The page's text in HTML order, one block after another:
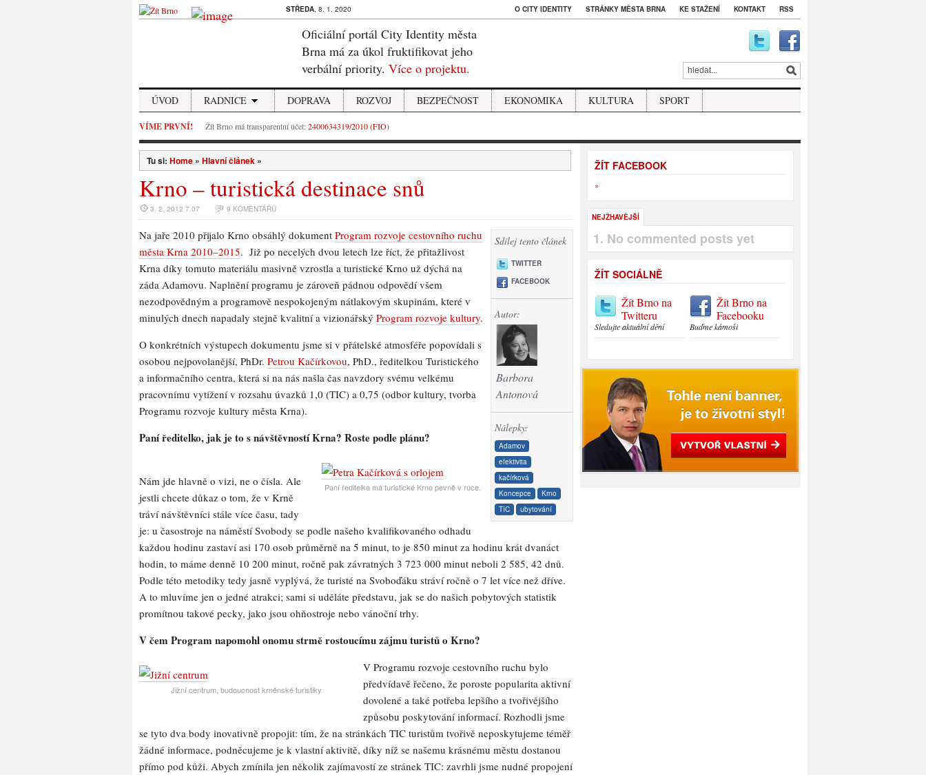
STŘEDA, 8. 1. 2020 O CITY IDENTITY STRÁNKY MĚSTA BRNA KE STAŽENÍ KONTAKT RSS
Oficiální portál City Identity města
Brna má za úkol fruktifikovat jeho
verbální priority. Více o projektu.
ÚVOD RADNICE DOPRAVA ROZVOJ BEZPEČNOST EKONOMIKA KULTURA SPORT
VÍME PRVNÍ! Žít Brno má transparentní účet:2400634319/2010 (FIO)
ŽÍT FACEBOOK
*
NEJŽHAVĚJŠÍ
No commented posts yet
ŽÍT SOCIÁLNĚ
Žít Brno na
Twitteru
Sledujte aktuální dění
Žít Brno na
Facebooku
Buďme kámoši
Tu si: Home » Hlavní článek »
Krno – turistická destinace snů
3. 2. 2012 7.07 9 KOMENTÁŘŮ
Sdílej tento článek
TWITTER
FACEBOOK
Autor:
Barbora
Antonová
Nálepky:
Adamov
efektivita
kačírková
Koncepce
Krno
TIC
ubytování
Na jaře 2010 přijalo Krno obsáhlý dokument Program rozvoje cestovního ruchu
města Krna 2010–2015. Již po necelých dvou letech lze říct, že přitažlivost
Krna díky tomuto materiálu masivně vzrostla a turistické Krno už dýchá na
záda Adamovu. Naplnění programu je zároveň pádnou odpovědí všem
nezodpovědným a programově nespokojeným nátlakovým skupinám, které v
minulých dnech napadaly stejně kvalitní a vizionářský Program rozvoje kultury.
O konkrétních výstupech dokumentu jsme si v přátelské atmosféře popovídali s
osobou nejpovolanější, PhDr. Petrou Kačírkovou, PhD., ředitelkou Turistického
a informačního centra, která si na nás našla čas navzdory svému velkému
pracovnímu vytížení v rozsahu úvazků 1,0 (TIC) a 0,75 (odbor kultury, tvorba
Programu rozvoje kultury města Krna).
Paní ředitelko, jak je to s návštěvností Krna? Roste podle plánu?
Paní ředitelka má turistické Krno pevně v ruce.
Nám jde hlavně o vizi, ne o čísla. Ale
jestli chcete důkaz o tom, že v Krně
tráví návštěvníci stále více času, tady
je: u časostroje na náměstí Svobody se podle našeho kvalifikovaného odhadu
každou hodinu zastaví asi 170 osob průměrně na 5 minut, to je 850 minut za hodinu krát dvanáct
hodin, to máme denně 10 200 minut, ročně pak závratných 3 723 000 minut neboli 2 585, 42 dnů.
Podle této metodiky tedy jasně vyplývá, že turisté na Svoboďáku stráví ročně o 7 let více než dříve.
A to mluvíme jen o jedné atrakci; sami si uděláte představu, jak se do našich pobytových statistik
promítnou takové pecky, jako jsou ohňostroje nebo vánoční trhy.
V čem Program napomohl onomu strmě rostoucímu zájmu turistů o Krno?
Jižní centrum, budoucnost krněnské turistiky
V Programu rozvoje cestovního ruchu bylo
předvídavě řečeno, že poroste popularita aktivní
dovolené a také potřeba lepšího a tvořivějšího
způsobu poskytování informací. Rozhodli jsme
se tyto dva body inovativně propojit: tím, že na stránkách TIC turistům tvořivě neposkytujeme téměř
žádné informace, podněcujeme je k vlastní aktivitě, díky níž se našemu krásnému městu dostanou
přímo pod kůži. Abych zmínila jen několik zajímavostí ze stránek TIC: zavrhli jsme nudné propojení